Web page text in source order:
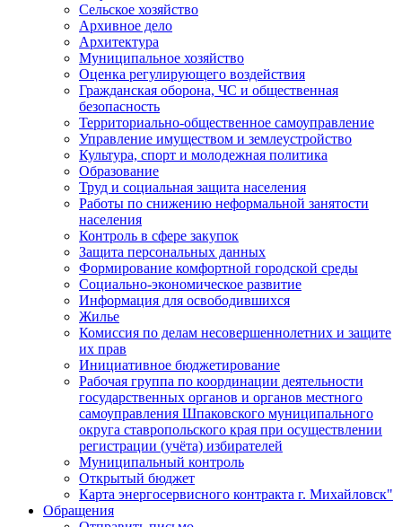
Сельское хозяйство
Архивное дело
Архитектура
Муниципальное хозяйство
Оценка регулирующего воздействия
Гражданская оборона, ЧС и общественная
безопасность
Территориально-общественное самоуправление
Управление имуществом и землеустройство
Культура, спорт и молодежная политика
Образование
Труд и социальная защита населения
Работы по снижению неформальной занятости
населения
Контроль в сфере закупок
Защита персональных данных
Формирование комфортной городской среды
Социально-экономическое развитие
Информация для освободившихся
Жилье
Комиссия по делам несовершеннолетних и защите
их прав
Инициативное бюджетирование
Рабочая группа по координации деятельности
государственных органов и органов местного
самоуправления Шпаковского муниципального
округа ставропольского края при осуществлении
регистрации (учёта) избирателей
Муниципальный контроль
Открытый бюджет
Карта энергосервисного контракта г. Михайловск"
Обращения